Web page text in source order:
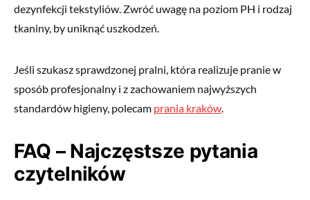
dezynfekcji tekstyliów. Zwróć uwagę na poziom PH i rodzaj
tkaniny, by uniknąć uszkodzeń.
Jeśli szukasz sprawdzonej pralni, która realizuje pranie w
sposób profesjonalny i z zachowaniem najwyższych
standardów higieny, polecam prania kraków.
FAQ – Najczęstsze pytania
czytelników